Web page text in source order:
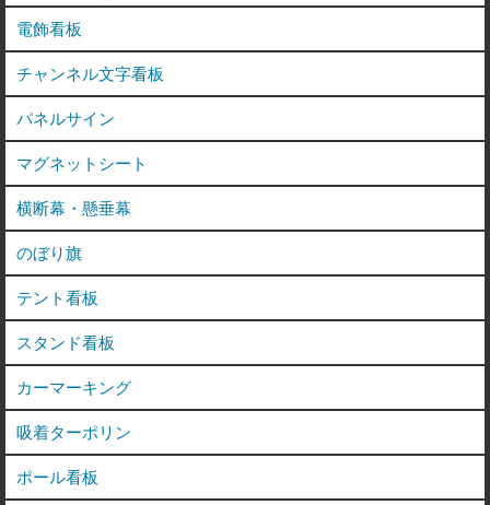
電飾看板
チャンネル文字看板
パネルサイン
マグネットシート
横断幕・懸垂幕
のぼり旗
テント看板
スタンド看板
カーマーキング
吸着ターポリン
ポール看板